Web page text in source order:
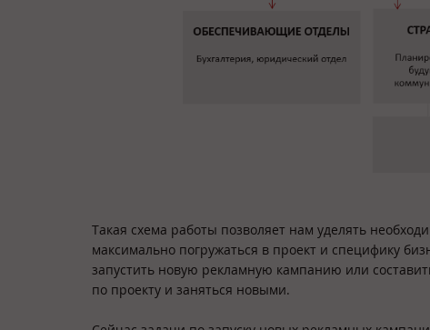
Такая схема работы позволяет нам уделять
максимально погружаться в проект и специфику
запустить новую рекламную кампанию или
по проекту и заняться новыми.